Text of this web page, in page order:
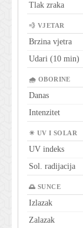
Tlak zraka
💨 VJETAR
Brzina vjetra
Udari (10 min)
🌧 OBORINE
Danas
Intenzitet
☀ UV I SOLAR
UV indeks
Sol. radijacija
🌅 SUNCE
Izlazak
Zalazak